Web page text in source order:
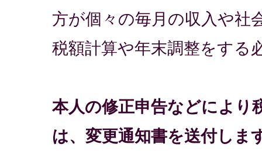
方が個々の毎月の収入や社
税額計算や年末調整をする
本人の修正申告などにより
は、変更通知書を送付しま